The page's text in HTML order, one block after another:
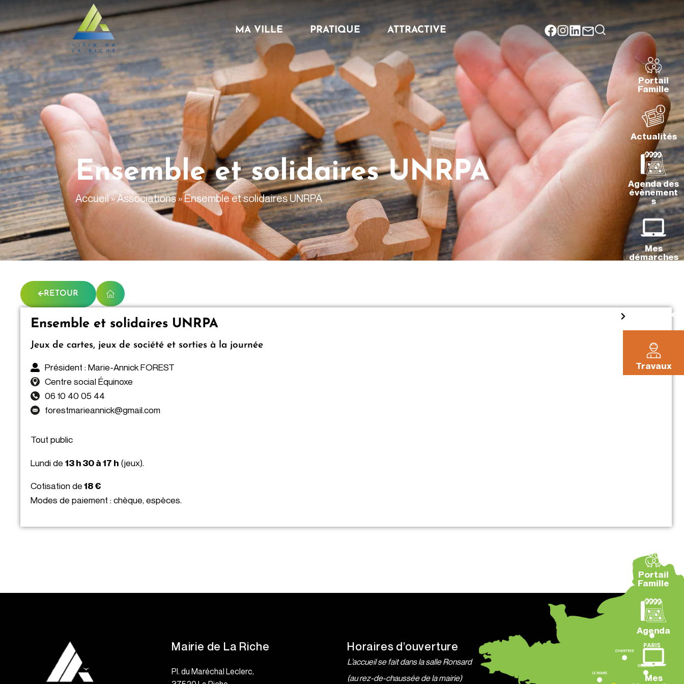
MA VILLE PRATIQUE ATTRACTIVE
Portail
Famille
Actualités
Agenda des
évènement
s
Mes
démarches
La Pléiade
Travaux
Ensemble et solidaires UNRPA
Accueil»Associations»Ensemble et solidaires UNRPA
Portail
Famille
Agenda
Mes
RETOUR
Ensemble et solidaires UNRPA
Jeux de cartes, jeux de société et sorties à la journée
Président : Marie-Annick FOREST
Centre social Équinoxe
06 10 40 05 44
forestmarieannick@gmail.com
Tout public
Lundi de13 h 30 à 17 h (jeux).
Cotisation de18 €
Modes de paiement : chèque, espèces.
Mairie de La Riche
Pl. du Maréchal Leclerc,
Horaires d’ouverture
L’accueil se fait dans la salle Ronsard
(au rez-de-chaussée de la mairie)